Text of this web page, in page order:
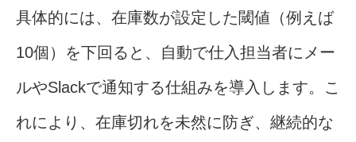
具体的には、在庫数が設定した閾値（例えば
10個）を下回ると、自動で仕入担当者にメー
ルやSlackで通知する仕組みを導入します。こ
れにより、在庫切れを未然に防ぎ、継続的な